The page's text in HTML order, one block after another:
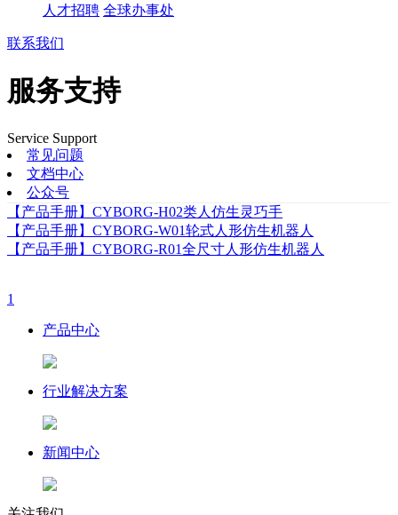
人才招聘 全球办事处
联系我们
服务支持
Service Support
常见问题
文档中心
公众号
【产品手册】CYBORG-H02类人仿生灵巧手
【产品手册】CYBORG-W01轮式人形仿生机器人
【产品手册】CYBORG-R01全尺寸人形仿生机器人
1
产品中心
行业解决方案
新闻中心